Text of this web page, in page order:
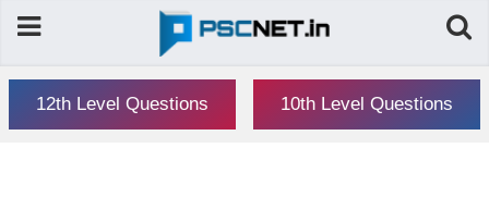
12th Level Questions 10th Level Questions